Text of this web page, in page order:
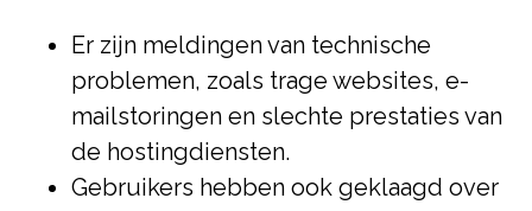
Er zijn meldingen van technische
problemen, zoals trage websites, e-
mailstoringen en slechte prestaties van
de hostingdiensten.
Gebruikers hebben ook geklaagd over